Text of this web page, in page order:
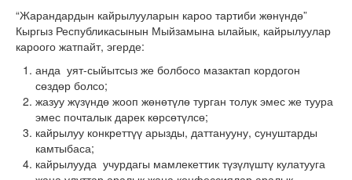
“Жарандардын кайрылууларын кароо тартиби жөнүндө”
Кыргыз Республикасынын Мыйзамына ылайык, кайрылуулар
кароого жатпайт, эгерде:
анда уят-сыйытсыз же болбосо мазактап кордогон
сөздөр болсо;
жазуу жүзүндө жооп жөнөтүлө турган толук эмес же туура
эмес почталык дарек көрсөтүлсө;
кайрылуу конкреттүү арызды, даттанууну, сунуштарды
камтыбаса;
кайрылууда учурдагы мамлекеттик түзүлүштү кулатууга